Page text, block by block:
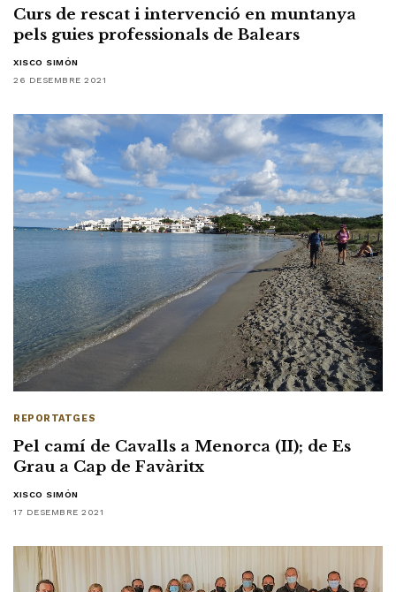
Curs de rescat i intervenció en muntanya
pels guies professionals de Balears
XISCO SIMÓN
26 DESEMBRE 2021
REPORTATGES
Pel camí de Cavalls a Menorca (II); de Es
Grau a Cap de Favàritx
XISCO SIMÓN
17 DESEMBRE 2021